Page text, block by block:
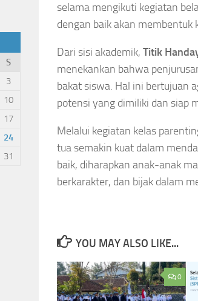
selama mengikuti kegiatan
dengan baik akan membentuk
Dari sisi akademik, Titik
menekankan bahwa
bakat siswa. Hal ini bertujuan
potensi yang dimiliki dan siap
Melalui kegiatan kelas
tua semakin kuat dalam
baik, diharapkan anak-anak
berkarakter, dan bijak dalam
YOU MAY ALSO LIKE...
0
S
3
10
17
24
31